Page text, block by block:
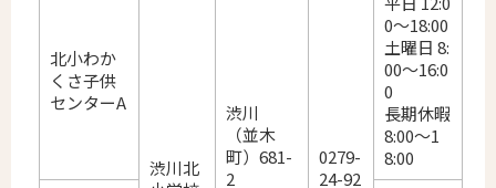
北小わか
くさ子供
センターA
渋川北
渋川
（並木
町）681-
2
0279-
24-92
0～18:00
土曜日 8:
00～16:0
0
長期休暇
8:00～1
8:00